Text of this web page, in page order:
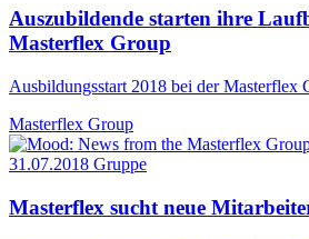
Auszubildende starten ihre
Masterflex Group
Ausbildungsstart 2018 bei der Masterflex
Masterflex Group
31.07.2018 Gruppe
Masterflex sucht neue